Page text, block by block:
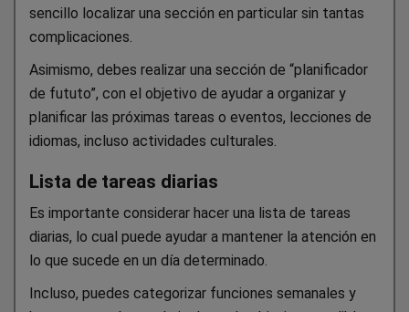
sencillo localizar una sección en particular sin tantas
complicaciones.
Asimismo, debes realizar una sección de “planificador
de fututo”, con el objetivo de ayudar a organizar y
planificar las próximas tareas o eventos, lecciones de
idiomas, incluso actividades culturales.
Lista de tareas diarias
Es importante considerar hacer una lista de tareas
diarias, lo cual puede ayudar a mantener la atención en
lo que sucede en un día determinado.
Incluso, puedes categorizar funciones semanales y